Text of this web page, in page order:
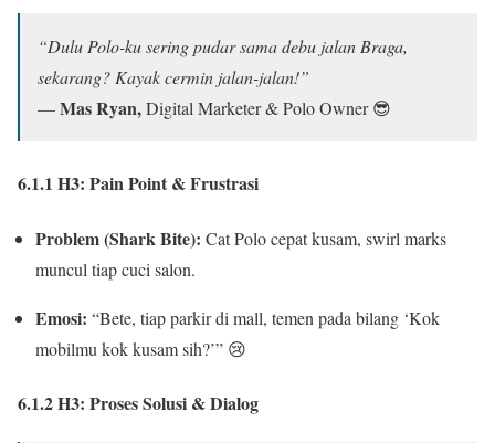
“Dulu Polo-ku sering pudar sama debu jalan Braga,
sekarang? Kayak cermin jalan-jalan!”
—Mas Ryan,Digital Marketer & Polo Owner 😎
6.1.1 H3: Pain Point & Frustrasi
Problem (Shark Bite): Cat Polo cepat kusam, swirl marks
muncul tiap cuci salon.
Emosi: “Bete, tiap parkir di mall, temen pada bilang ‘Kok
mobilmu kok kusam sih?’” 😢
6.1.2 H3: Proses Solusi & Dialog